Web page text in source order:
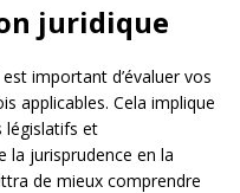
juridique
important d’évaluer vos
applicables. Cela implique
législatifs et
la jurisprudence en la
de mieux comprendre